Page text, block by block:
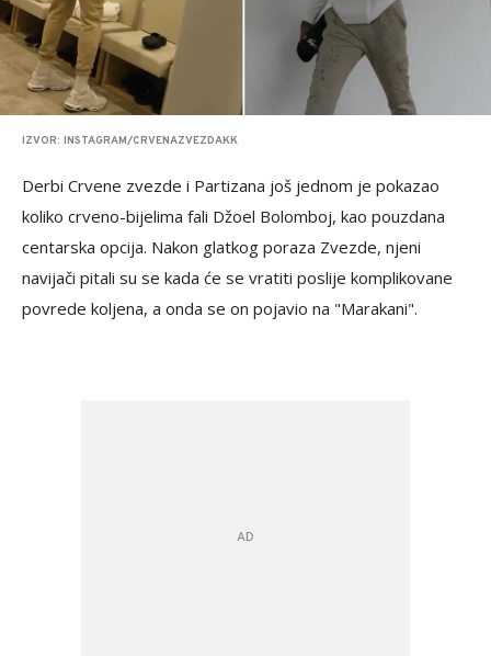
IZVOR: INSTAGRAM/CRVENAZVEZDAKK
Derbi Crvene zvezde i Partizana još jednom je pokazao
koliko crveno-bijelima fali Džoel Bolomboj, kao pouzdana
centarska opcija. Nakon glatkog poraza Zvezde, njeni
navijači pitali su se kada će se vratiti poslije komplikovane
povrede koljena, a onda se on pojavio na "Marakani".